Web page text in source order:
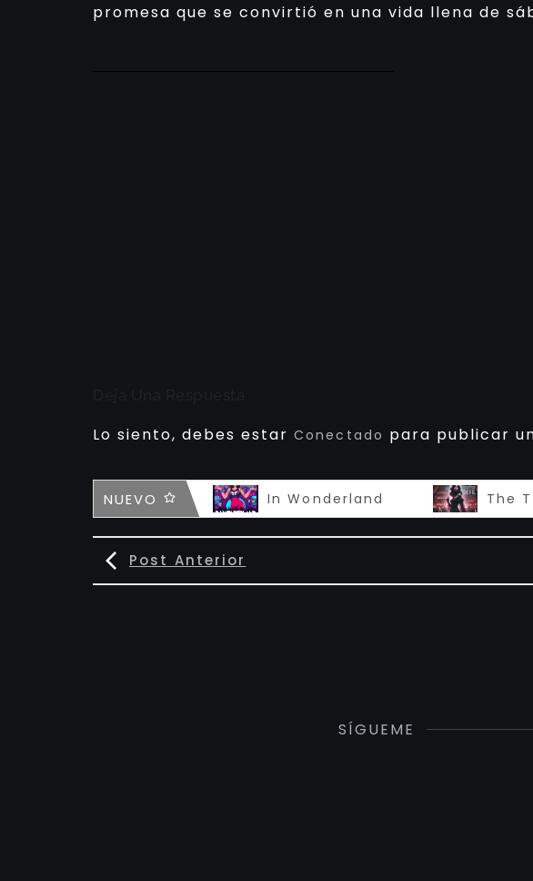
promesa que se convirtió en una vida llena de
Lo siento, debes estar Conectado para publicar
NUEVO
Infamous In Wonderland
Post Anterior
SÍGUEME